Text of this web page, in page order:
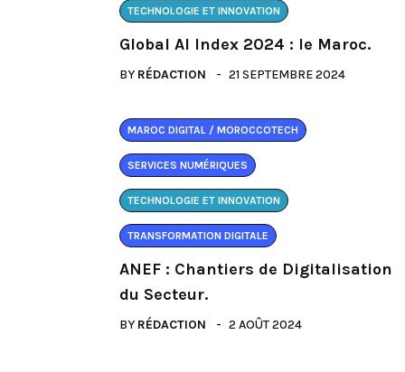
TECHNOLOGIE ET INNOVATION
Global AI Index 2024 : le Maroc.
BY RÉDACTION 21 SEPTEMBRE 2024
MAROC DIGITAL / MOROCCOTECH
SERVICES NUMÉRIQUES
TECHNOLOGIE ET INNOVATION
TRANSFORMATION DIGITALE
ANEF : Chantiers de Digitalisation
du Secteur.
BY RÉDACTION 2 AOÛT 2024